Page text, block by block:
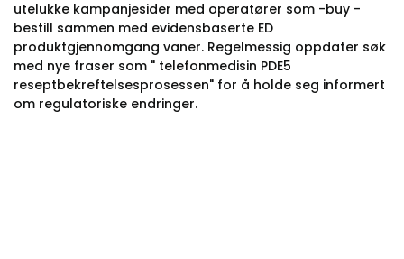
utelukke kampanjesider med operatører som -buy -
bestill sammen med evidensbaserte ED
produktgjennomgang vaner. Regelmessig oppdater søk
med nye fraser som " telefonmedisin PDE5
reseptbekreftelsesprosessen" for å holde seg informert
om regulatoriske endringer.